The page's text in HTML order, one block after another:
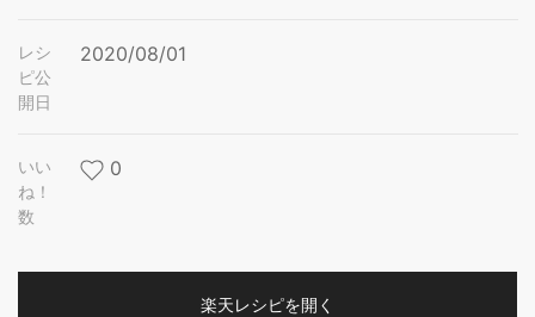
レシ
ピ公
開日
2020/08/01
いい
ね！
数
0
楽天レシピを開く